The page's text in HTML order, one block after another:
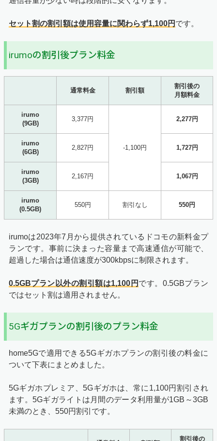
セット割の割引額は使用容量に関わらず1,100円 です。
irumoの割引後プラン料金
通常料金 割引額
割引後の
月額料金
irumo
(9GB)
3,377円
-1,100円
2,277円
irumo
(6GB)
2,827円 1,727円
irumo
(3GB)
2,167円 1,067円
irumo
(0.5GB)
550円 割引なし 550円
irumoは2023年7月から提供されているドコモの新料金プ
ランです。事前に決まった容量まで高速通信が可能で、
超過した場合は通信速度が300kbpsに制限されます。
0.5GBプラン以外の割引額は1,100円 です。0.5GBプラン
ではセット割は適用されません。
5Gギガプランの割引後のプラン料金
home5Gで適用できる5Gギガホプランの割引後の料金に
ついて下表にまとめました。
5Gギガホプレミア、5Gギガホは、常に1,100円割引され
ます。5Gギガライトは月間のデータ利用量が1GB～3GB
未満のとき、550円割引です。
割引後の